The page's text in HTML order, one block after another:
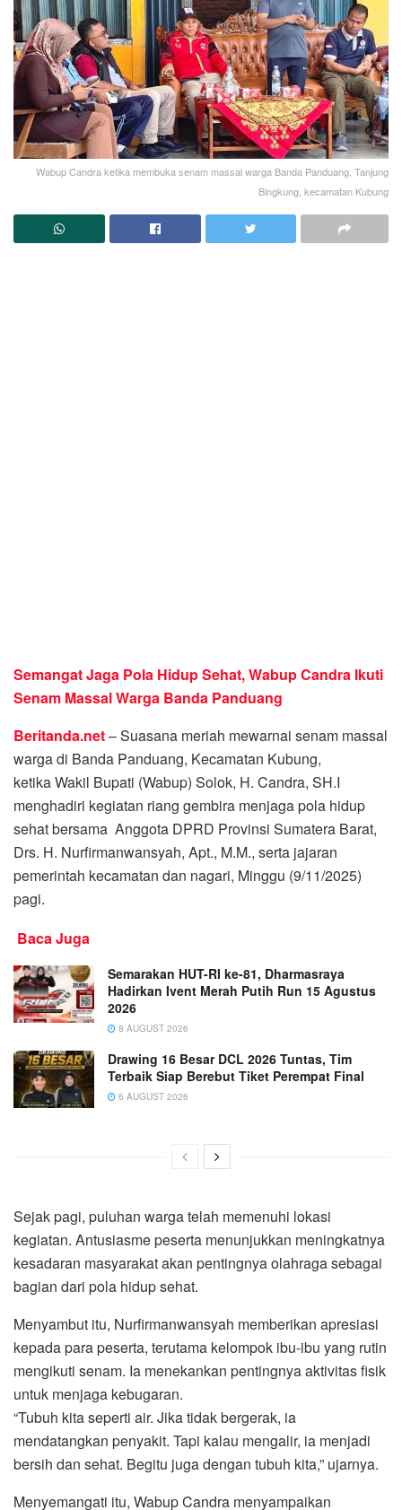
Wabup Candra ketika membuka senam massal warga Banda Panduang, Tanjung
Bingkung, kecamatan Kubung
Semangat Jaga Pola Hidup Sehat, Wabup Candra Ikuti
Senam Massal Warga Banda Panduang
Beritanda.net– Suasana meriah mewarnai senam massal
warga di Banda Panduang, Kecamatan Kubung,
ketika Wakil Bupati (Wabup) Solok, H. Candra, SH.I
menghadiri kegiatan riang gembira menjaga pola hidup
sehat bersama Anggota DPRD Provinsi Sumatera Barat,
Drs. H. Nurfirmanwansyah, Apt., M.M., serta jajaran
pemerintah kecamatan dan nagari, Minggu (9/11/2025)
pagi.
Baca Juga
Semarakan HUT-RI ke-81, Dharmasraya
Hadirkan Ivent Merah Putih Run 15 Agustus
2026
8 AUGUST 2026
Drawing 16 Besar DCL 2026 Tuntas, Tim
Terbaik Siap Berebut Tiket Perempat Final
6 AUGUST 2026
Sejak pagi, puluhan warga telah memenuhi lokasi
kegiatan. Antusiasme peserta menunjukkan meningkatnya
kesadaran masyarakat akan pentingnya olahraga sebagai
bagian dari pola hidup sehat.
Menyambut itu, Nurfirmanwansyah memberikan apresiasi
kepada para peserta, terutama kelompok ibu-ibu yang rutin
mengikuti senam. Ia menekankan pentingnya aktivitas fisik
untuk menjaga kebugaran.
“Tubuh kita seperti air. Jika tidak bergerak, ia
mendatangkan penyakit. Tapi kalau mengalir, ia menjadi
bersih dan sehat. Begitu juga dengan tubuh kita,” ujarnya.
Menyemangati itu, Wabup Candra menyampaikan